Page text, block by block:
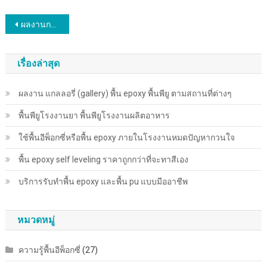
แนะแนว
เรื่อง
ผลงานการเคลือบพื้นอีพ็อกซี่ พื้นพียู พื้น epoxy
เรื่องล่าสุด
ผลงาน แกลลอรี่ (gallery) พื้น epoxy พื้นพียู ตามสถานที่ต่างๆ
พื้นพียู​โรงงานยา พื้นพียู​โรงงานผลิตอาหาร
ใช้พื้นอีพ็อกซี่หรือพื้น epoxy ภายในโรงงานหมดปัญหากวนใจ
พื้น epoxy self leveling ราคาถูกกว่าที่จะทาสีเอง
บริการรับทำพื้น epoxy และพื้น pu แบบมืออาชีพ
หมวดหมู่
ความรู้พื้นอีพ็อกซี่ (27)